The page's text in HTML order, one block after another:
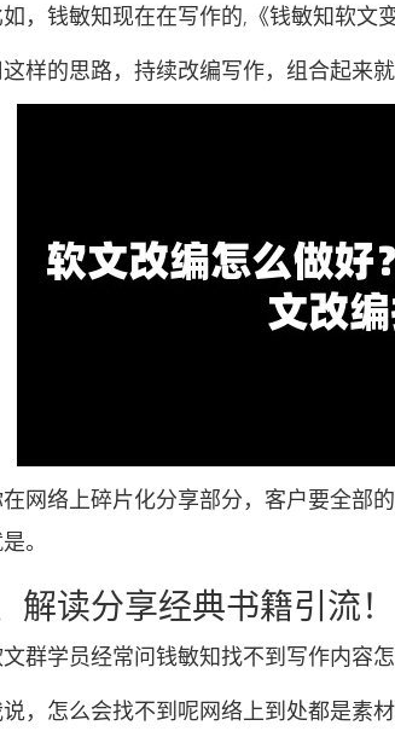
钱敏知现在在写作的,《钱敏知软文变
的思路，持续改编写作，组合起来就
络上碎片化分享部分，客户要全部
。
解读分享经典书籍引流！
学员经常问钱敏知找不到写作内容怎
怎么会找不到呢网络上到处都是素